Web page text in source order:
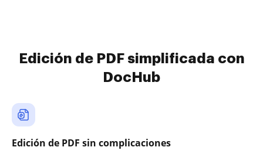
Edición de PDF simplificada con
DocHub
Edición de PDF sin complicaciones